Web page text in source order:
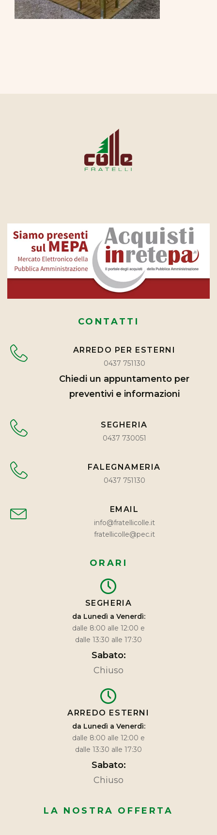
CONTATTI
ARREDO PER ESTERNI
0437 751130
Chiedi un appuntamento per
preventivi e informazioni
SEGHERIA
0437 730051
FALEGNAMERIA
0437 751130
EMAIL
info@fratellicolle.it
fratellicolle@pec.it
ORARI
SEGHERIA
da Lunedì a Venerdì:
dalle 8:00 alle 12:00 e
dalle 13:30 alle 17:30
Sabato:
Chiuso
ARREDO ESTERNI
da Lunedì a Venerdì:
dalle 8:00 alle 12:00 e
dalle 13:30 alle 17:30
Sabato:
Chiuso
LA NOSTRA OFFERTA